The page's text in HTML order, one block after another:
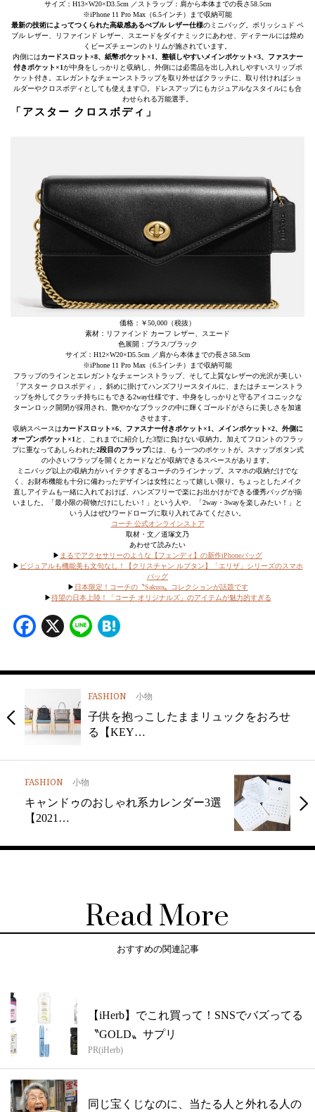
サイズ：H13×W20×D3.5cm ／ストラップ：肩から本体までの長さ58.5cm
※iPhone 11 Pro Max（6.5インチ）まで収納可能
最新の技術によってつくられた高級感あるぺブル レザー仕様のミニバッグ。ポリッシュド ペ
ブル レザー、リファインド レザー、スエードをダイナミックにあわせ、ディテールには煌め
くビーズチェーンのトリムが施されています。
内側にはカードスロット×8、紙幣ポケット×1、整頓しやすいメインポケット×3、ファスナー
付きポケット×1が中身をしっかりと収納し、外側には必需品を出し入れしやすいスリップポ
ケット付き。エレガントなチェーンストラップを取り外せばクラッチに、取り付ければショ
ルダーやクロスボディとしても使えます◎。ドレスアップにもカジュアルなスタイルにも合
わせられる万能選手。
「アスター クロスボディ」
価格：￥50,000（税抜）
素材：リファインド カーフ レザー、スエード
色展開：ブラス/ブラック
サイズ：H12×W20×D5.5cm ／肩から本体までの長さ58.5cm
※iPhone 11 Pro Max（6.5インチ）まで収納可能
フラップのラインとエレガントなチェーンストラップ、そして上質なレザーの光沢が美しい
「アスター クロスボディ」。斜めに掛けてハンズフリースタイルに、またはチェーンストラ
ップを外してクラッチ持ちにもできる2way仕様です。中身をしっかりと守るアイコニックな
ターンロック開閉が採用され、艶やかなブラックの中に輝くゴールドがさらに美しさを加速
させます。
収納スペースはカードスロット×6、ファスナー付きポケット×1、メインポケット×2、外側に
オープンポケット×1と、これまでに紹介した3型に負けない収納力。加えてフロントのフラッ
プに重なってあしらわれた2段目のフラップには、もう一つのポケットが。スナップボタン式
の小さいフラップを開くとカードなどが収納できるスペースがあります。
ミニバッグ以上の収納力がハイテクすぎるコーチのラインナップ。スマホの収納だけでな
く、お財布機能も十分に備わったデザインは女性にとって嬉しい限り。ちょっとしたメイク
直しアイテムも一緒に入れておけば、ハンズフリーで楽にお出かけができる優秀バッグが揃
いました。「最小限の荷物だけにしたい！」という人や、「2way・3wayを楽しみたい！」と
いう人はぜひワードローブに取り入れてみてください。
コーチ 公式オンラインストア
取材・文／道塚文乃
あわせて読みたい
▶ まるでアクセサリーのような【フェンディ】の新作iPhoneバッグ
▶ ビジュアルも機能美も文句なし！【クリスチャン ルブタン】「エリザ」シリーズのスマホ
バッグ
▶ 日本限定！コーチの〝Sakura〟コレクションが話題です
▶待望の日本上陸！「コーチ オリジナルズ」のアイテムが魅力的すぎる
Facebook
X Line
FASHION 小物
子供を抱っこしたままリュックをおろせ
る【KEY…
FASHION 小物
キャンドゥのおしゃれ系カレンダー3選
【2021…
Read More
おすすめの関連記事
【iHerb】でこれ買って！SNSでバズってる
〝GOLD〟サプリ
PR(iHerb)
同じ宝くじなのに、当たる人と外れる人の